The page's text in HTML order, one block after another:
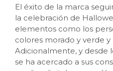
El éxito de la marca
la celebración de
elementos como los
colores morado y verde y
Adicionalmente, y desde
se ha acercado a sus